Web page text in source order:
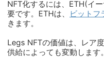
NFT化するには、ETH(イ
要です。ETHは、
ビットフ
きます。
Legs NFTの価値は、レア
供給によっても変動します。